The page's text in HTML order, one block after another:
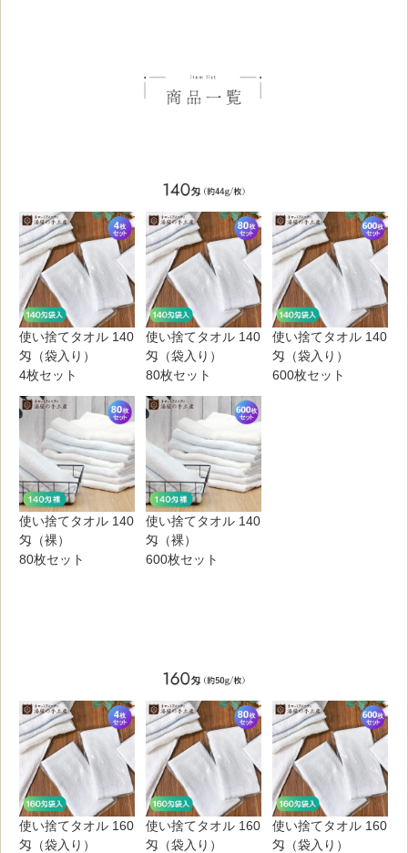
使い捨てタオル 140
匁（袋入り）
4枚セット
使い捨てタオル 140
匁（袋入り）
80枚セット
使い捨てタオル 140
匁（袋入り）
600枚セット
使い捨てタオル 140
匁（裸）
80枚セット
使い捨てタオル 140
匁（裸）
600枚セット
使い捨てタオル 160
匁（袋入り）
使い捨てタオル 160
匁（袋入り）
使い捨てタオル 160
匁（袋入り）